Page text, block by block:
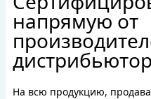
напрямую от
На всю продукцию,